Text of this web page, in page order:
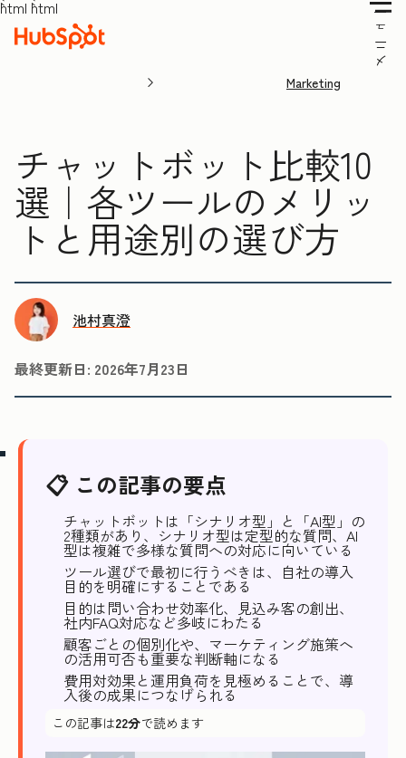
```html ```html
メ
ニ
ュ
ー
Marketing
チャットボット比較10
選｜各ツールのメリッ
トと用途別の選び方
池村真澄
最終更新日: 2026年7月23日
📋 この記事の要点
チャットボットは「シナリオ型」と「AI型」の
2種類があり、シナリオ型は定型的な質問、AI
型は複雑で多様な質問への対応に向いている
ツール選びで最初に行うべきは、自社の導入
目的を明確にすることである
目的は問い合わせ効率化、見込み客の創出、
社内FAQ対応など多岐にわたる
顧客ごとの個別化や、マーケティング施策へ
の活用可否も重要な判断軸になる
費用対効果と運用負荷を見極めることで、導
入後の成果につなげられる
この記事は22分で読めます